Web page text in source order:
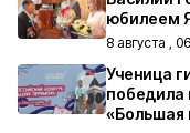
юбилеем
8 августа ,
Ученица
победила
«Большая